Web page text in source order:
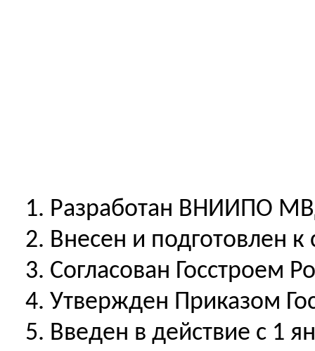
1. Разработан ВНИИПО
2. Внесен и подготовлен
3. Согласован Госстроем
4. Утвержден Приказом
5. Введен в действие с 1